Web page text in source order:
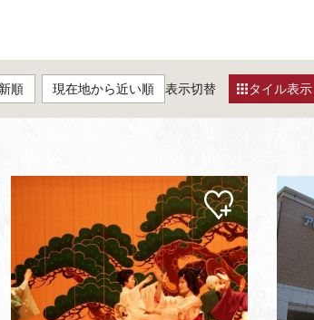
順 現在地から近い順 表示切替 タイル表示
マイ
ペー
ジに
追加